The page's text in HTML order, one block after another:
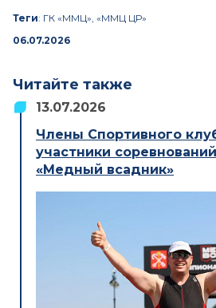
Теги: ГК «ММЦ», «ММЦ ЦР»
06.07.2026
Читайте также
13.07.2026
Члены Спортивного
участники
«Медный всадник»